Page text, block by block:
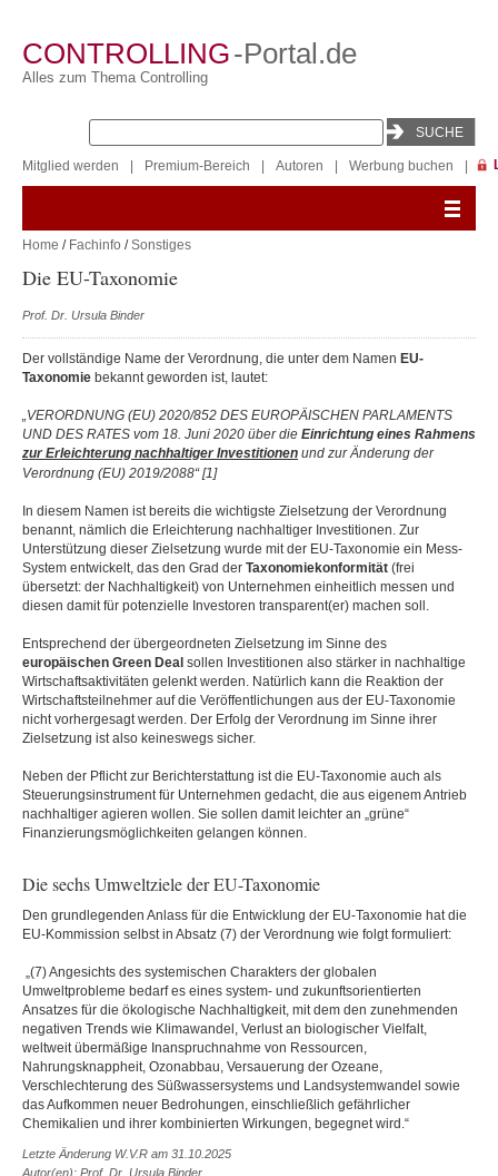
CONTROLLING-Portal.de
Alles zum Thema Controlling
Mitglied werden Premium-Bereich Autoren Werbung buchen
Home / Fachinfo /Sonstiges
Die EU-Taxonomie
Prof. Dr. Ursula Binder
Der vollständige Name der Verordnung, die unter dem Namen EU-
Taxonomie bekannt geworden ist, lautet:
„VERORDNUNG (EU) 2020/852 DES EUROPÄISCHEN PARLAMENTS
UND DES RATES vom 18. Juni 2020 über die Einrichtung eines Rahmens
zur Erleichterung nachhaltiger Investitionen und zur Änderung der
Verordnung (EU) 2019/2088“[1]
In diesem Namen ist bereits die wichtigste Zielsetzung der Verordnung
benannt, nämlich die Erleichterung nachhaltiger Investitionen. Zur
Unterstützung dieser Zielsetzung wurde mit der EU-Taxonomie ein Mess-
System entwickelt, das den Grad der Taxonomiekonformität (frei
übersetzt: der Nachhaltigkeit) von Unternehmen einheitlich messen und
diesen damit für potenzielle Investoren transparent(er) machen soll.
Entsprechend der übergeordneten Zielsetzung im Sinne des
europäischen Green Deal sollen Investitionen also stärker in nachhaltige
Wirtschaftsaktivitäten gelenkt werden. Natürlich kann die Reaktion der
Wirtschaftsteilnehmer auf die Veröffentlichungen aus der EU-Taxonomie
nicht vorhergesagt werden. Der Erfolg der Verordnung im Sinne ihrer
Zielsetzung ist also keineswegs sicher.
Neben der Pflicht zur Berichterstattung ist die EU-Taxonomie auch als
Steuerungsinstrument für Unternehmen gedacht, die aus eigenem Antrieb
nachhaltiger agieren wollen. Sie sollen damit leichter an „grüne“
Finanzierungsmöglichkeiten gelangen können.
Die sechs Umweltziele der EU-Taxonomie
Den grundlegenden Anlass für die Entwicklung der EU-Taxonomie hat die
EU-Kommission selbst in Absatz (7) der Verordnung wie folgt formuliert:
„(7) Angesichts des systemischen Charakters der globalen
Umweltprobleme bedarf es eines system- und zukunftsorientierten
Ansatzes für die ökologische Nachhaltigkeit, mit dem den zunehmenden
negativen Trends wie Klimawandel, Verlust an biologischer Vielfalt,
weltweit übermäßige Inanspruchnahme von Ressourcen,
Nahrungsknappheit, Ozonabbau, Versauerung der Ozeane,
Verschlechterung des Süßwassersystems und Landsystemwandel sowie
das Aufkommen neuer Bedrohungen, einschließlich gefährlicher
Chemikalien und ihrer kombinierten Wirkungen, begegnet wird.“
Letzte Änderung W.V.R am 31.10.2025
Autor(en): Prof. Dr. Ursula Binder